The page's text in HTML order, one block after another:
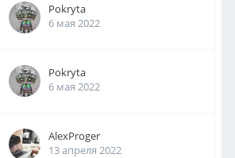
Pokryta
6 мая 2022
Pokryta
6 мая 2022
AlexProger
13 апреля 2022